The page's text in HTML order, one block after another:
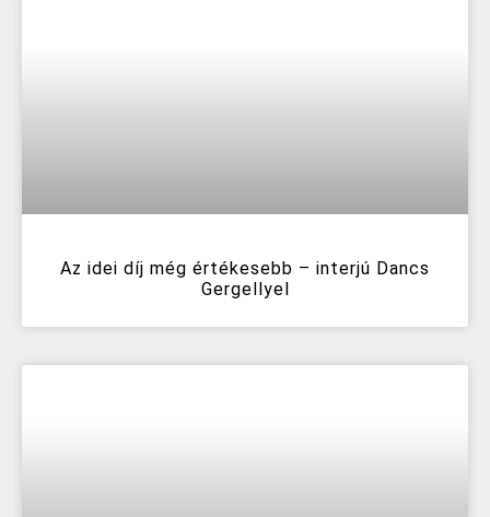
Az idei díj még értékesebb – interjú Dancs
Gergellyel